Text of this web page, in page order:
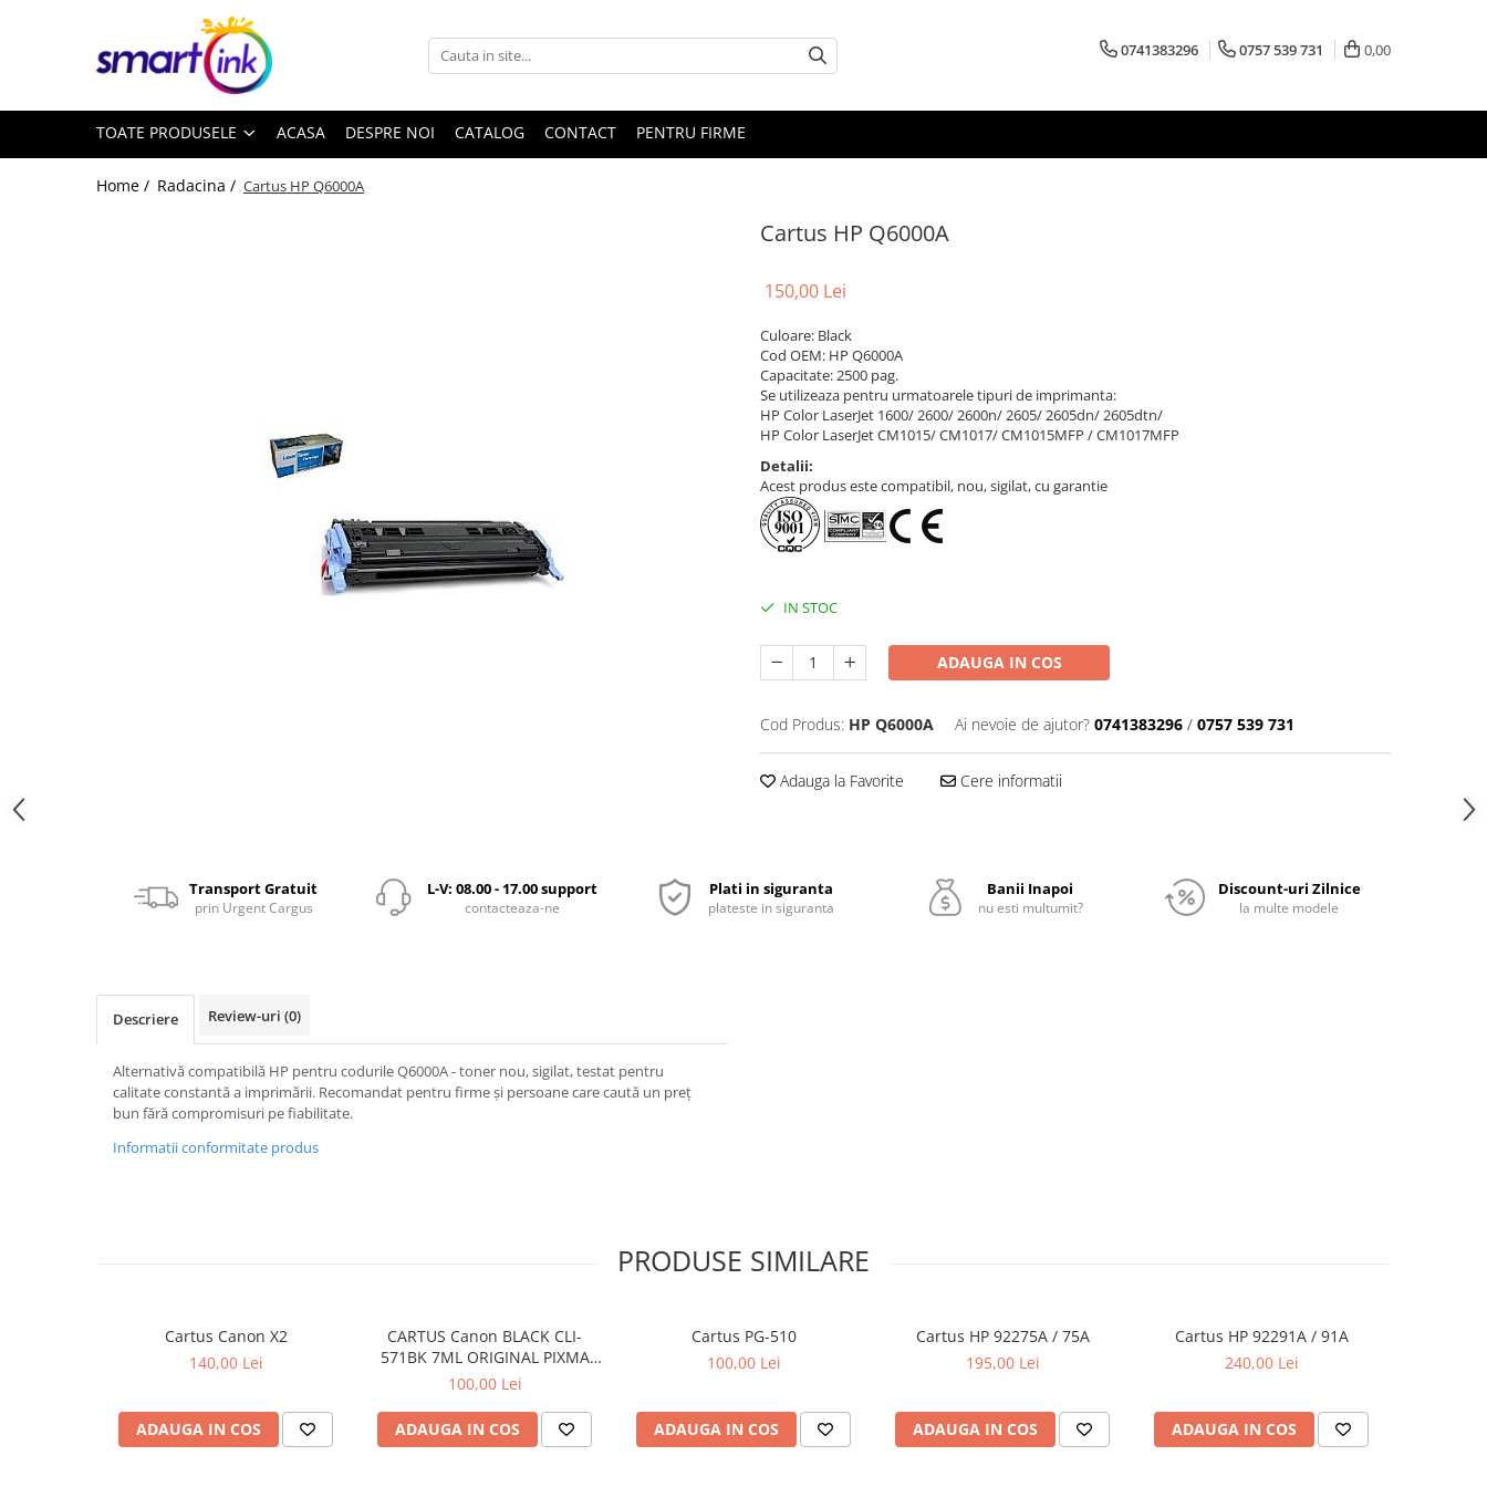
Toate Produsele
Pentru firme
0741383296 0757 539 731 0,00
TOATE PRODUSELE ACASA DESPRE NOI CATALOG CONTACT PENTRU FIRME
Home / Radacina / Cartus HP Q6000A
Cartus HP Q6000A
150,00 Lei
Culoare: Black
Cod OEM: HP Q6000A
Capacitate: 2500 pag.
Se utilizeaza pentru urmatoarele tipuri de imprimanta:
HP Color LaserJet 1600/ 2600/ 2600n/ 2605/ 2605dn/ 2605dtn/
HP Color LaserJet CM1015/ CM1017/ CM1015MFP / CM1017MFP
Detalii:
Acest produs este compatibil, nou, sigilat, cu garantie
IN STOC
ADAUGA IN COS
Cod Produs: HP Q6000A Ai nevoie de ajutor? 0741383296 / 0757 539 731
Adauga la Favorite Cere informatii
Transport Gratuit
prin Urgent Cargus
L-V: 08.00 - 17.00 support
contacteaza-ne
Plati in siguranta
plateste in siguranta
Banii Inapoi
nu esti multumit?
Discount-uri Zilnice
la multe modele
Descriere Review-uri (0)
Alternativă compatibilă HP pentru codurile Q6000A - toner nou, sigilat, testat pentru
calitate constantă a imprimării. Recomandat pentru firme și persoane care caută un preț
bun fără compromisuri pe fiabilitate.
Informatii conformitate produs
PRODUSE SIMILARE
Cartus Canon X2
140,00 Lei
ADAUGA IN COS
CARTUS Canon BLACK CLI-
571BK 7ML ORIGINAL PIXMA
MG6850
100,00 Lei
ADAUGA IN COS
Cartus PG-510
100,00 Lei
ADAUGA IN COS
Cartus HP 92275A / 75A
195,00 Lei
ADAUGA IN COS
Cartus HP 92291A / 91A
240,00 Lei
ADAUGA IN COS